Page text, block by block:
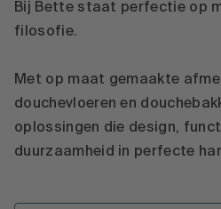
Bij Bette staat perfectie op
filosofie.
Met op maat gemaakte
douchevloeren en
oplossingen die design,
duurzaamheid in perfecte